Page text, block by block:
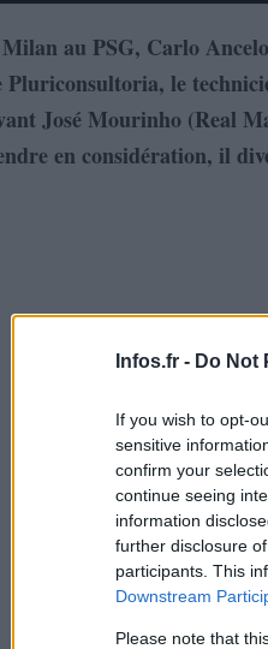
Infos.fr - Do Not
If you wish to opt-
sensitive
confirm your
continue seeing
information
further disclosure
participants. This
Downstream
Please note that
au PSG, Carlo
Pluriconsultoria, le
José Mourinho (Real
en considération, il